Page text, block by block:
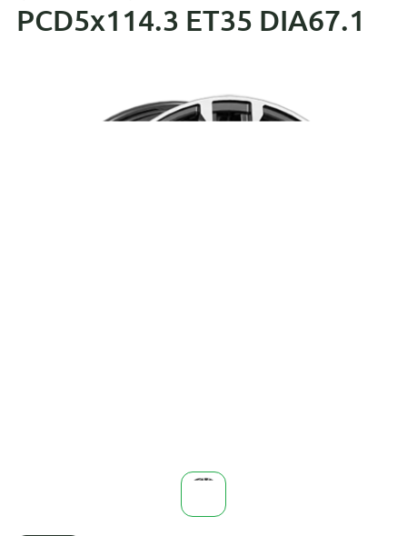
PCD5x114.3 ET35 DIA67.1